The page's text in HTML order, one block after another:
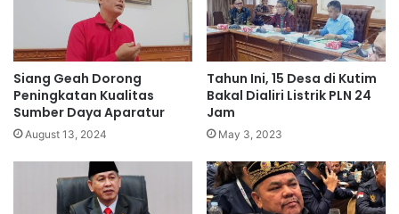
Siang Geah Dorong
Peningkatan Kualitas
Sumber Daya Aparatur
August 13, 2024
Tahun Ini, 15 Desa di Kutim
Bakal Dialiri Listrik PLN 24
Jam
May 3, 2023